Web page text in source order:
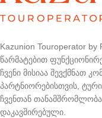
Kazunion Touroperator by
წარმატებით
ჩვენი მისიაა შევქმნათ
პარტნიორებისთვის,
ჩვენთან
დაკავშირებული.